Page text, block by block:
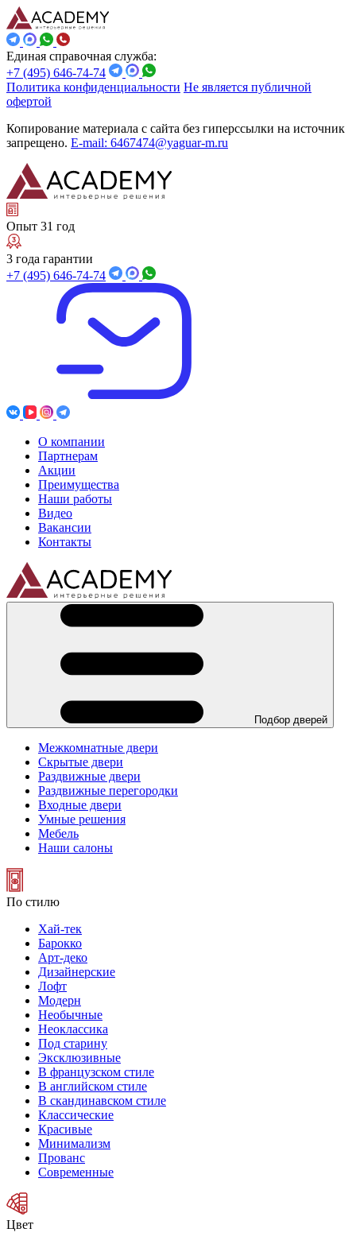
Единая справочная служба:
+7 (495) 646-74-74
Политика конфиденциальности Не является публичной
офертой
Копирование материала с сайта без гиперссылки на источник
запрещено. E-mail: 6467474@yaguar-m.ru
Опыт 31 год
3 года гарантии
+7 (495) 646-74-74
О компании
Партнерам
Акции
Преимущества
Наши работы
Видео
Вакансии
Контакты
Подбор дверей
Межкомнатные двери
Скрытые двери
Раздвижные двери
Раздвижные перегородки
Входные двери
Умные решения
Мебель
Наши салоны
По стилю
Хай-тек
Барокко
Арт-деко
Дизайнерские
Лофт
Модерн
Необычные
Неоклассика
Под старину
Эксклюзивные
В французском стиле
В английском стиле
В скандинавском стиле
Классические
Красивые
Минимализм
Прованс
Современные
Цвет